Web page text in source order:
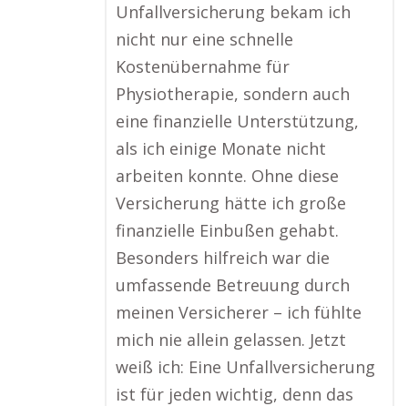
Unfallversicherung bekam ich
nicht nur eine schnelle
Kostenübernahme für
Physiotherapie, sondern auch
eine finanzielle Unterstützung,
als ich einige Monate nicht
arbeiten konnte. Ohne diese
Versicherung hätte ich große
finanzielle Einbußen gehabt.
Besonders hilfreich war die
umfassende Betreuung durch
meinen Versicherer – ich fühlte
mich nie allein gelassen. Jetzt
weiß ich: Eine Unfallversicherung
ist für jeden wichtig, denn das